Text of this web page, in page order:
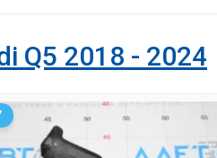
Q5 2018 - 2024